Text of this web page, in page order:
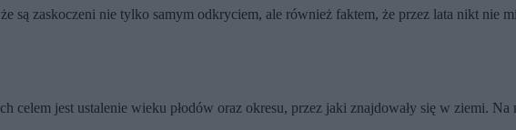
zaskoczeni nie tylko samym odkryciem, ale również faktem, że przez lata nikt nie
celem jest ustalenie wieku płodów oraz okresu, przez jaki znajdowały się w ziemi.